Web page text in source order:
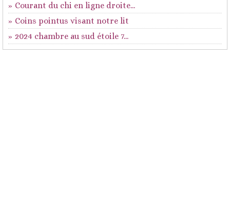
Courant du chi en ligne droite...
Coins pointus visant notre lit
2024 chambre au sud étoile 7...